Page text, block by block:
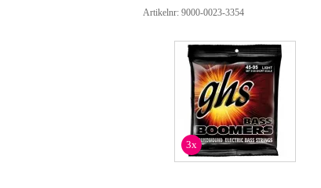
Artikelnr: 9000-0023-3354
3x